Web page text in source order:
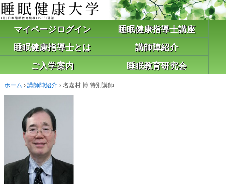
マイページログイン
睡眠健康指導士講座
睡眠健康指導士とは
講師陣紹介
ご入学案内
睡眠教育研究会
ホーム › 講師陣紹介 › 名嘉村 博 特別講師